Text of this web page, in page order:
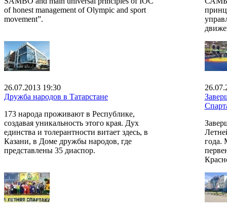
of honest management of Olympic and sport
movement”.
26.07.2013 19:30
Дружба народов в Татарстане
173 народа проживают в Республике,
создавая уникальность этого края. Дух
единства и толерантности витает здесь, в
Казани, в Доме дружбы народов, где
представлены 35 диаспор.
года.